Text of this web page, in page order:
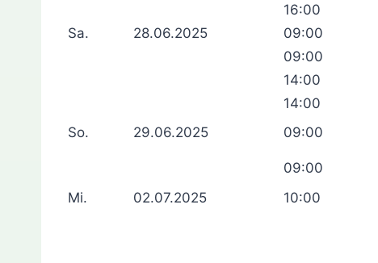
16:00
Sa.
28.06.2025 09:00
09:00
14:00
14:00
So.
29.06.2025 09:00
09:00
Mi.
02.07.2025 10:00